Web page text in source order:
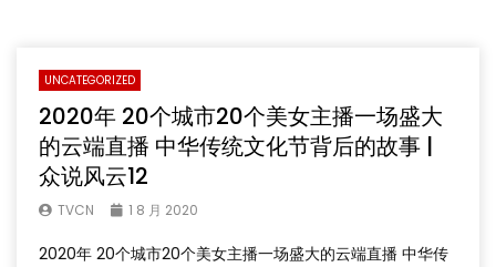
UNCATEGORIZED
2020年 20个城市20个美女主播一场盛大
的云端直播 中华传统文化节背后的故事 |
众说风云12
TVCN 1 8 月 2020
2020年 20个城市20个美女主播一场盛大的云端直播 中华传